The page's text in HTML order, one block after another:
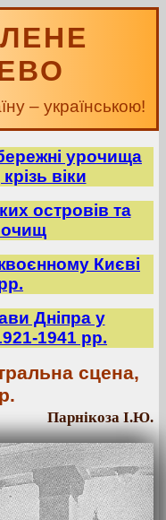
– українською!
урочища
віки
островів та
Києві
Дніпра у
1941 рр.
сцена,
Парнікоза І.Ю.